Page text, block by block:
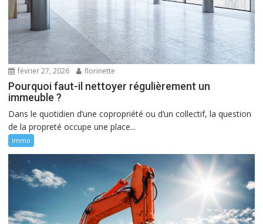
février 27, 2026 florinette
Pourquoi faut-il nettoyer régulièrement un
immeuble ?
Dans le quotidien d’une copropriété ou d’un collectif, la question
de la propreté occupe une place...
Immo